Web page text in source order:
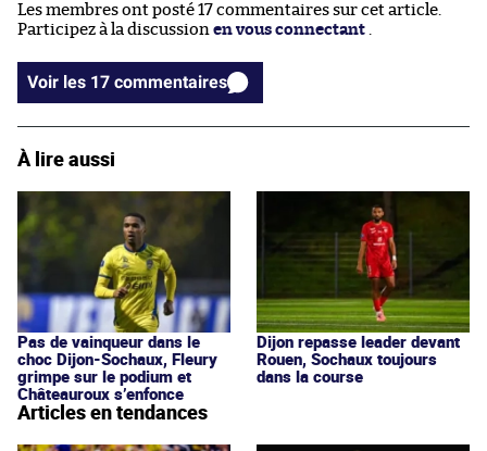
Les membres ont posté 17 commentaires sur cet article.
Participez à la discussion en vous connectant
Voir les 17 commentaires
À lire aussi
Pas de vainqueur dans le
choc Dijon-Sochaux, Fleury
grimpe sur le podium et
Châteauroux s’enfonce
Dijon repasse leader devant
Rouen, Sochaux toujours
dans la course
Articles en tendances